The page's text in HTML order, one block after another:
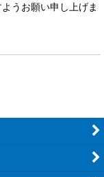
うお願い申し上げま